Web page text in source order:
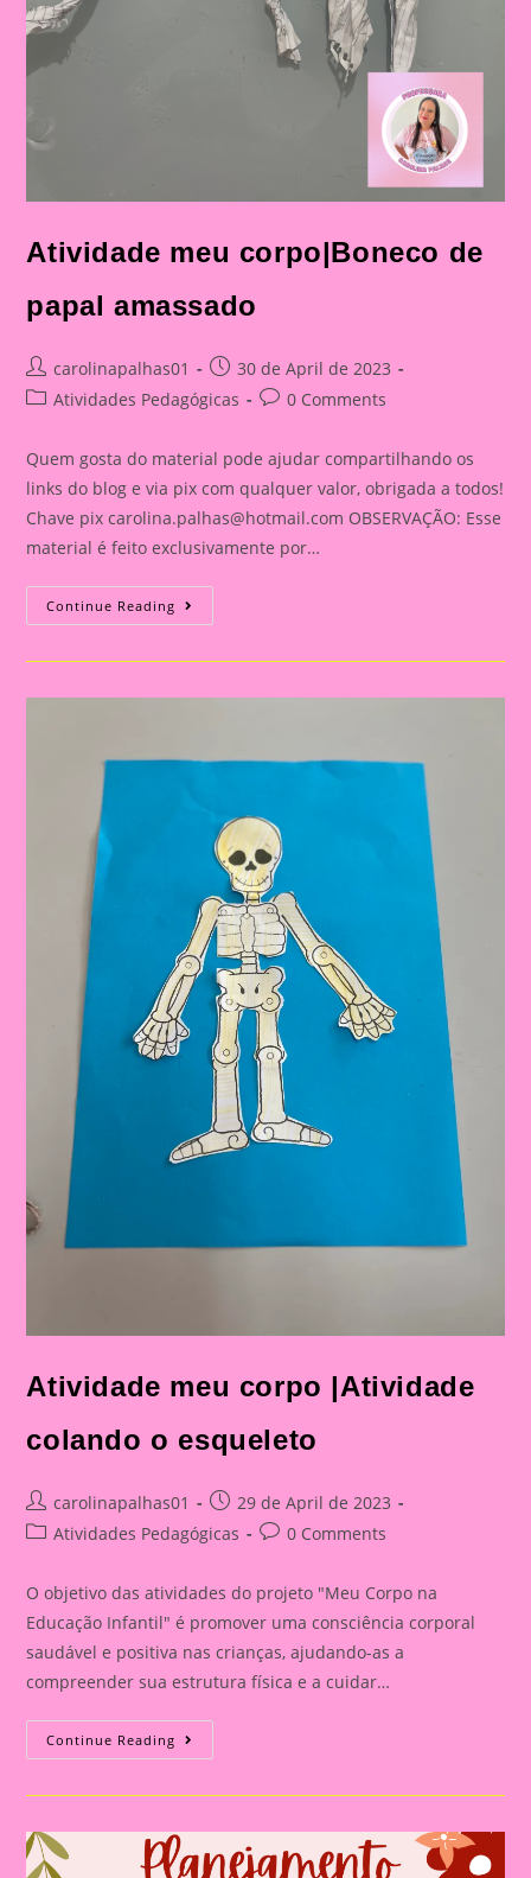
Atividade meu corpo|Boneco de
papal amassado
Post
author:
carolinapalhas01
Post
published:
30 de April de 2023
PostAtividades Pedagógicas
Post0 Comments
Quem gosta do material pode ajudar compartilhando os
links do blog e via pix com qualquer valor, obrigada a todos!
Chave pixcarolina.palhas@hotmail.com OBSERVAÇÃO: Esse
material é feito exclusivamente por…
Continue Reading Atividade
Meu
De
Atividade meu corpo |Atividade
colando o esqueleto
Post
author:
carolinapalhas01
Post
published:
29 de April de 2023
PostAtividades Pedagógicas
Post0 Comments
O objetivo das atividades do projeto "Meu Corpo na
Educação Infantil" é promover uma consciência corporal
saudável e positiva nas crianças, ajudando-as a
compreender sua estrutura física e a cuidar…
Continue Reading Atividade
Meu
Esqueleto